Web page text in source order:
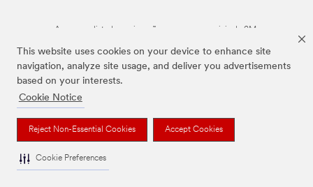
This website uses cookies on your device to enhance site
navigation, analyze site usage, and deliver you advertisements
based on your interests.
Cookie Notice
Reject Non-Essential Cookies Accept Cookies
Cookie Preferences
As marcas listadas a cima são marcas comerciais da 3M.